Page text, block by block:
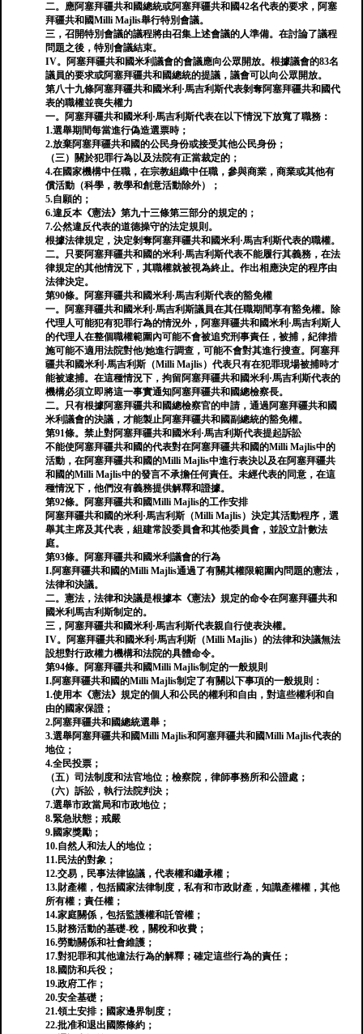
二。應阿塞拜疆共和國總統或阿塞拜疆共和國42名代表的要求，阿塞
拜疆共和國Milli Majlis舉行特別會議。
三，召開特別會議的議程將由召集上述會議的人準備。在討論了議程
問題之後，特別會議結束。
IV。阿塞拜疆共和國米利議會的會議應向公眾開放。根據議會的83名
議員的要求或阿塞拜疆共和國總統的提議，議會可以向公眾開放。
第八十九條阿塞拜疆共和國米利·馬吉利斯代表剝奪阿塞拜疆共和國代
表的職權並喪失權力
一。阿塞拜疆共和國米利·馬吉利斯代表在以下情況下放寬了職務：
1.選舉期間每當進行偽造選票時；
2.放棄阿塞拜疆共和國的公民身份或接受其他公民身份；
（三）關於犯罪行為以及法院有正當裁定的；
4.在國家機構中任職，在宗教組織中任職，參與商業，商業或其他有
償活動（科學，教學和創意活動除外）；
5.自願的；
6.違反本《憲法》第九十三條第三部分的規定的；
7.公然違反代表的道德操守的法定規則。
根據法律規定，決定剝奪阿塞拜疆共和國米利·馬吉利斯代表的職權。
二。只要阿塞拜疆共和國的米利·馬吉利斯代表不能履行其義務，在法
律規定的其他情況下，其職權就被視為終止。作出相應決定的程序由
法律決定。
第90條。阿塞拜疆共和國米利·馬吉利斯代表的豁免權
一。阿塞拜疆共和國米利·馬吉利斯議員在其任職期間享有豁免權。除
代理人可能犯有犯罪行為的情況外，阿塞拜疆共和國米利·馬吉利斯人
的代理人在整個職權範圍內可能不會被追究刑事責任，被捕，紀律措
施可能不適用法院對他/她進行調查，可能不會對其進行搜查。阿塞拜
疆共和國米利·馬吉利斯（Milli Majlis）代表只有在犯罪現場被捕時才
能被逮捕。在這種情況下，拘留阿塞拜疆共和國米利·馬吉利斯代表的
機構必須立即將這一事實通知阿塞拜疆共和國總檢察長。
二。只有根據阿塞拜疆共和國總檢察官的申請，通過阿塞拜疆共和國
米利議會的決議，才能製止阿塞拜疆共和國副總統的豁免權。
第91條。禁止對阿塞拜疆共和國米利·馬吉利斯代表提起訴訟
不能使阿塞拜疆共和國的代表對在阿塞拜疆共和國的Milli Majlis中的
活動，在阿塞拜疆共和國的Milli Majlis中進行表決以及在阿塞拜疆共
和國的Milli Majlis中的發言不承擔任何責任。未經代表的同意，在這
種情況下，他們沒有義務提供解釋和證據。
第92條。阿塞拜疆共和國Milli Majlis的工作安排
阿塞拜疆共和國的米利·馬吉利斯（Milli Majlis）決定其活動程序，選
舉其主席及其代表，組建常設委員會和其他委員會，並設立計數法
庭。
第93條。阿塞拜疆共和國米利議會的行為
I.阿塞拜疆共和國的Milli Majlis通過了有關其權限範圍內問題的憲法，
法律和決議。
二。憲法，法律和決議是根據本《憲法》規定的命令在阿塞拜疆共和
國米利馬吉利斯制定的。
三，阿塞拜疆共和國米利·馬吉利斯代表親自行使表決權。
IV。阿塞拜疆共和國米利·馬吉利斯（Milli Majlis）的法律和決議無法
設想對行政權力機構和法院的具體命令。
第94條。阿塞拜疆共和國Milli Majlis制定的一般規則
I.阿塞拜疆共和國的Milli Majlis制定了有關以下事項的一般規則：
1.使用本《憲法》規定的個人和公民的權利和自由，對這些權利和自
由的國家保證；
2.阿塞拜疆共和國總統選舉；
3.選舉阿塞拜疆共和國Milli Majlis和阿塞拜疆共和國Milli Majlis代表的
地位；
4.全民投票；
（五）司法制度和法官地位；檢察院，律師事務所和公證處；
（六）訴訟，執行法院判決；
7.選舉市政當局和市政地位；
8.緊急狀態；戒嚴
9.國家獎勵；
10.自然人和法人的地位；
11.民法的對象；
12.交易，民事法律協議，代表權和繼承權；
13.財產權，包括國家法律制度，私有和市政財產，知識產權權，其他
所有權；責任權；
14.家庭關係，包括監護權和託管權；
15.財務活動的基礎-稅，關稅和收費；
16.勞動關係和社會維護；
17.對犯罪和其他違法行為的解釋；確定這些行為的責任；
18.國防和兵役；
19.政府工作；
20.安全基礎；
21.領土安排；國家邊界制度；
22.批准和退出國際條約；